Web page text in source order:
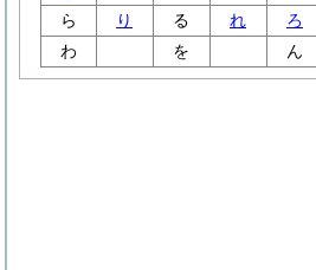
ら
り る れ
ろ
わ
を ん